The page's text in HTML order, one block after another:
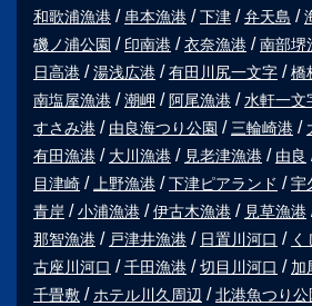
和歌浦漁港
串本漁港 下津 弁天島
磯ノ浦公園
印南港 衣奈漁港 南部堺
日高港
湯浅広港 有田川尻一文字 橋
南塩屋漁港
潮岬 阿尾漁港 水軒一文
すさみ港
由良海つり公園 三輪崎港
有田漁港
大川漁港 見老津漁港 由良
目津崎
上野漁港 下津ピアランド 宇
青岸
小浦漁港 伊古木漁港 見草漁港
那智漁港
戸津井漁港 日置川河口
く
古座川河口
千田漁港 切目川河口 加
千畳敷
ホテル川久周辺 北港魚つり公